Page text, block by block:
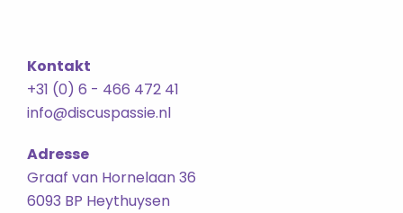
Kontakt
+31 (0) 6 - 466 472 41
info@discuspassie.nl
Adresse
Graaf van Hornelaan 36
6093 BP Heythuysen